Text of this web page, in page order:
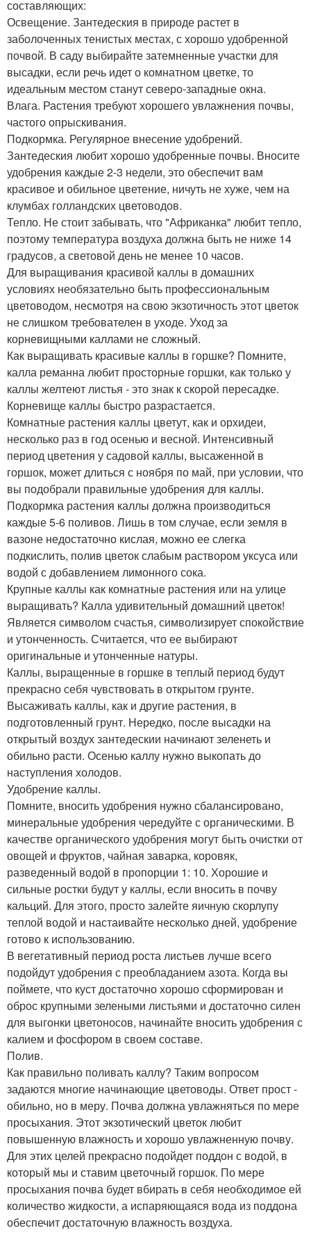
составляющих:
Освещение. Зантедеския в природе растет в
заболоченных тенистых местах, с хорошо удобренной
почвой. В саду выбирайте затемненные участки для
высадки, если речь идет о комнатном цветке, то
идеальным местом станут северо-западные окна.
Влага. Растения требуют хорошего увлажнения почвы,
частого опрыскивания.
Подкормка. Регулярное внесение удобрений.
Зантедеския любит хорошо удобренные почвы. Вносите
удобрения каждые 2-3 недели, это обеспечит вам
красивое и обильное цветение, ничуть не хуже, чем на
клумбах голландских цветоводов.
Тепло. Не стоит забывать, что "Африканка" любит тепло,
поэтому температура воздуха должна быть не ниже 14
градусов, а световой день не менее 10 часов.
Для выращивания красивой каллы в домашних
условиях необязательно быть профессиональным
цветоводом, несмотря на свою экзотичность этот цветок
не слишком требователен в уходе. Уход за
корневищными каллами не сложный.
Как выращивать красивые каллы в горшке? Помните,
калла реманна любит просторные горшки, как только у
каллы желтеют листья - это знак к скорой пересадке.
Корневище каллы быстро разрастается.
Комнатные растения каллы цветут, как и орхидеи,
несколько раз в год осенью и весной. Интенсивный
период цветения у садовой каллы, высаженной в
горшок, может длиться с ноября по май, при условии, что
вы подобрали правильные удобрения для каллы.
Подкормка растения каллы должна производиться
каждые 5-6 поливов. Лишь в том случае, если земля в
вазоне недостаточно кислая, можно ее слегка
подкислить, полив цветок слабым раствором уксуса или
водой с добавлением лимонного сока.
Крупные каллы как комнатные растения или на улице
выращивать? Калла удивительный домашний цветок!
Является символом счастья, символизирует спокойствие
и утонченность. Считается, что ее выбирают
оригинальные и утонченные натуры.
Каллы, выращенные в горшке в теплый период будут
прекрасно себя чувствовать в открытом грунте.
Высаживать каллы, как и другие растения, в
подготовленный грунт. Нередко, после высадки на
открытый воздух зантедескии начинают зеленеть и
обильно расти. Осенью каллу нужно выкопать до
наступления холодов.
Удобрение каллы.
Помните, вносить удобрения нужно сбалансировано,
минеральные удобрения чередуйте с органическими. В
качестве органического удобрения могут быть очистки от
овощей и фруктов, чайная заварка, коровяк,
разведенный водой в пропорции 1: 10. Хорошие и
сильные ростки будут у каллы, если вносить в почву
кальций. Для этого, просто залейте яичную скорлупу
теплой водой и настаивайте несколько дней, удобрение
готово к использованию.
В вегетативный период роста листьев лучше всего
подойдут удобрения с преобладанием азота. Когда вы
поймете, что куст достаточно хорошо сформирован и
оброс крупными зелеными листьями и достаточно силен
для выгонки цветоносов, начинайте вносить удобрения с
калием и фосфором в своем составе.
Полив.
Как правильно поливать каллу? Таким вопросом
задаются многие начинающие цветоводы. Ответ прост -
обильно, но в меру. Почва должна увлажняться по мере
просыхания. Этот экзотический цветок любит
повышенную влажность и хорошо увлажненную почву.
Для этих целей прекрасно подойдет поддон с водой, в
который мы и ставим цветочный горшок. По мере
просыхания почва будет вбирать в себя необходимое ей
количество жидкости, а испаряющаяся вода из поддона
обеспечит достаточную влажность воздуха.